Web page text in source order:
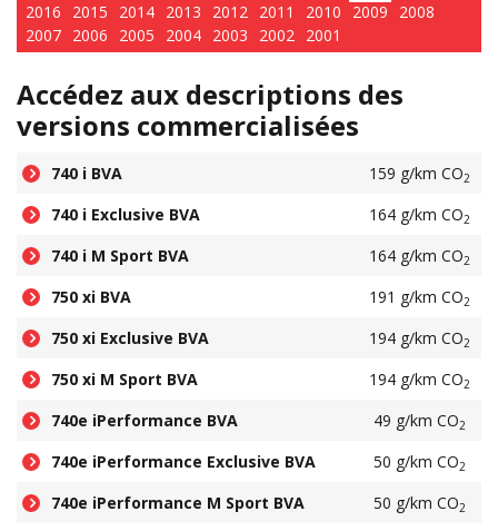
2016
2015 2014 2013 2012 2011 2010 2009
2008
2007 2006 2005 2004 2003 2002 2001
Accédez aux descriptions des
versions commercialisées
740 i BVA 159 g/km CO2
740 i Exclusive BVA 164 g/km CO2
740 i M Sport BVA 164 g/km CO2
750 xi BVA 191 g/km CO2
750 xi Exclusive BVA 194 g/km CO2
750 xi M Sport BVA 194 g/km CO2
740e iPerformance BVA 49 g/km CO2
740e iPerformance Exclusive BVA 50 g/km CO2
740e iPerformance M Sport BVA 50 g/km CO2